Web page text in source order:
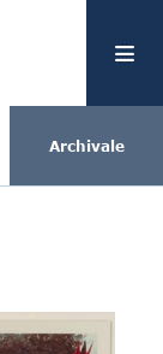
Archivale